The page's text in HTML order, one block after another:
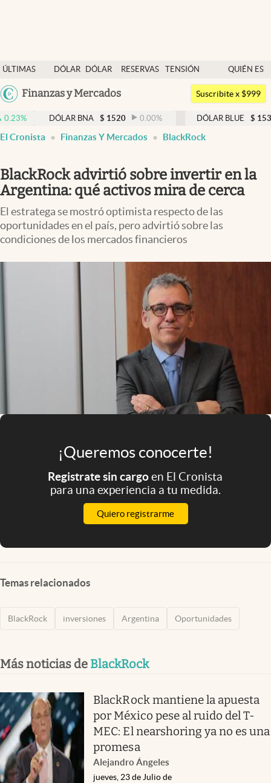
ÚLTIMAS
NOTICIAS
DÓLAR
DÓLAR
RESERVAS
TENSIÓN
GEOPOLÍTICA
QUIÉN ES
QUIÉN
Argentina
Uruguay
Finanzas y Mercados
Dólar
Members
Economía y Política
Finanzas y Mercados
Negocios
Columnistas
Otras secciones
Mediakit
Argentina
Suscribite x $999
DÓLAR BNA $ 1520 0.00% DÓLAR BLUE $ 1530 -0.65
El Cronista Finanzas Y Mercados BlackRock
BlackRock advirtió sobre invertir en la
Argentina: qué activos mira de cerca
El estratega se mostró optimista respecto de las
oportunidades en el país, pero advirtió sobre las
condiciones de los mercados financieros
¡Queremos conocerte!
Registrate sin cargoen El Cronista
para una experiencia a tu medida.
Quiero registrarme
Temas relacionados
BlackRock inversiones Argentina Oportunidades
Más noticias de BlackRock
BlackRock mantiene la apuesta
por México pese al ruido del T-
MEC: El nearshoring ya no es una
promesa
Alejandro Ángeles
jueves, 23 de Julio de